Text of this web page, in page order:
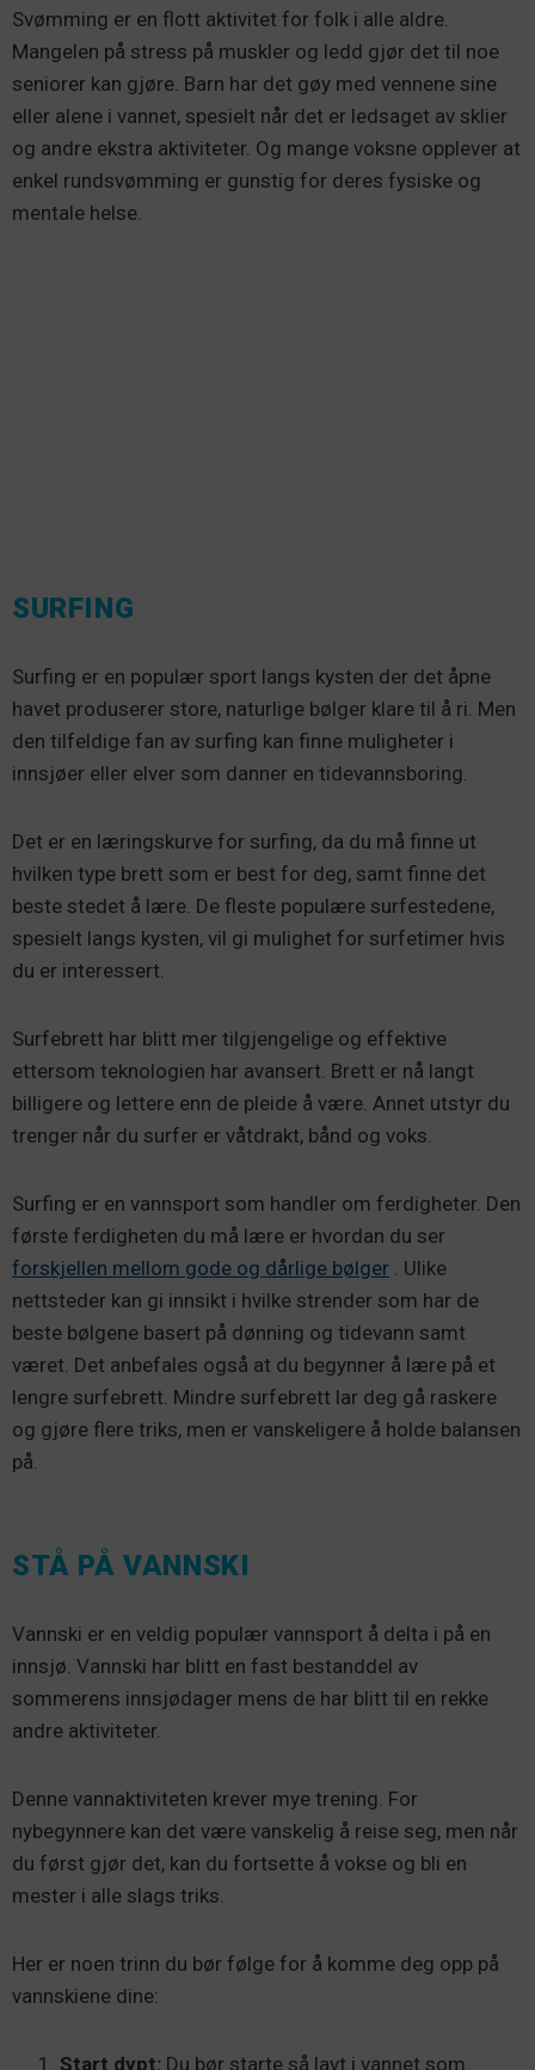
Svømming er en flott aktivitet for folk i alle aldre.
Mangelen på stress på muskler og ledd gjør det til noe
seniorer kan gjøre. Barn har det gøy med vennene sine
eller alene i vannet, spesielt når det er ledsaget av sklier
og andre ekstra aktiviteter. Og mange voksne opplever at
enkel rundsvømming er gunstig for deres fysiske og
mentale helse.
SURFING
Surfing er en populær sport langs kysten der det åpne
havet produserer store, naturlige bølger klare til å ri. Men
den tilfeldige fan av surfing kan finne muligheter i
innsjøer eller elver som danner en tidevannsboring.
Det er en læringskurve for surfing, da du må finne ut
hvilken type brett som er best for deg, samt finne det
beste stedet å lære. De fleste populære surfestedene,
spesielt langs kysten, vil gi mulighet for surfetimer hvis
du er interessert.
Surfebrett har blitt mer tilgjengelige og effektive
ettersom teknologien har avansert. Brett er nå langt
billigere og lettere enn de pleide å være. Annet utstyr du
trenger når du surfer er våtdrakt, bånd og voks.
Surfing er en vannsport som handler om ferdigheter. Den
første ferdigheten du må lære er hvordan du ser
forskjellen mellom gode og dårlige bølger . Ulike
nettsteder kan gi innsikt i hvilke strender som har de
beste bølgene basert på dønning og tidevann samt
været. Det anbefales også at du begynner å lære på et
lengre surfebrett. Mindre surfebrett lar deg gå raskere
og gjøre flere triks, men er vanskeligere å holde balansen
på.
STÅ PÅ VANNSKI
Vannski er en veldig populær vannsport å delta i på en
innsjø. Vannski har blitt en fast bestanddel av
sommerens innsjødager mens de har blitt til en rekke
andre aktiviteter.
Denne vannaktiviteten krever mye trening. For
nybegynnere kan det være vanskelig å reise seg, men når
du først gjør det, kan du fortsette å vokse og bli en
mester i alle slags triks.
Her er noen trinn du bør følge for å komme deg opp på
vannskiene dine:
Start dypt: Du bør starte så lavt i vannet som